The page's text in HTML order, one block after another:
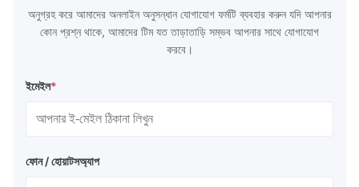
অনুগ্রহ করে আমাদের অনলাইন অনুসন্ধান যোগাযোগ ফর্মটি ব্যবহার করুন যদি আপনার
কোন প্রশ্ন থাকে, আমাদের টিম যত তাড়াতাড়ি সম্ভব আপনার সাথে যোগাযোগ
করবে।
ইমেইল*
ফোন / হোয়াটসঅ্যাপ